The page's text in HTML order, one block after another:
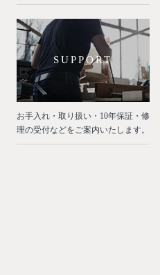
SUPPORT
お手入れ・取り扱い・10年保証・修
理の受付などをご案内いたします。